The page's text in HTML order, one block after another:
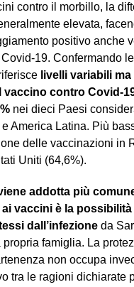
contro il morbillo, la
elevata,
positivo anche
19. Confermando
livelli variabili
vaccino contro Covid-
nei dieci Paesi
America Latina. Più
delle vaccinazioni in
Uniti (64,6%).
addotta più
vaccini è la possibilità
dall’infezione da
famiglia. La
non occupa
tra le ragioni dichiarate